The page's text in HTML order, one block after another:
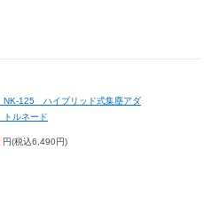
125 ハイブリッド式集塵アダ
ルネード
円(税込6,490円)